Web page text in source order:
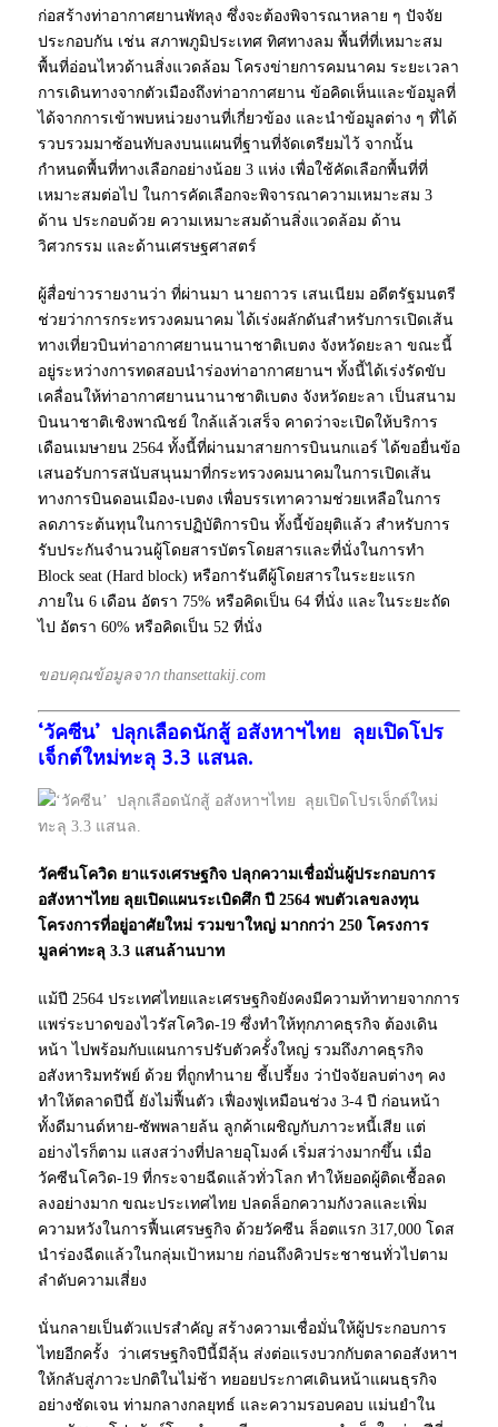
ก่อสร้างท่าอากาศยานพัทลุง ซึ่งจะต้องพิจารณาหลาย ๆ ปัจจัย
ประกอบกัน เช่น สภาพภูมิประเทศ ทิศทางลม พื้นที่ที่เหมาะสม
พื้นที่อ่อนไหวด้านสิ่งแวดล้อม โครงข่ายการคมนาคม ระยะเวลา
การเดินทางจากตัวเมืองถึงท่าอากาศยาน ข้อคิดเห็นและข้อมูลที่
ได้จากการเข้าพบหน่วยงานที่เกี่ยวข้อง และนำข้อมูลต่าง ๆ ที่ได้
รวบรวมมาซ้อนทับลงบนแผนที่ฐานที่จัดเตรียมไว้ จากนั้น
กำหนดพื้นที่ทางเลือกอย่างน้อย 3 แห่ง เพื่อใช้คัดเลือกพื้นที่ที่
เหมาะสมต่อไป ในการคัดเลือกจะพิจารณาความเหมาะสม 3
ด้าน ประกอบด้วย ความเหมาะสมด้านสิ่งแวดล้อม ด้าน
วิศวกรรม และด้านเศรษฐศาสตร์
ผู้สื่อข่าวรายงานว่า ที่ผ่านมา นายถาวร เสนเนียม อดีตรัฐมนตรี
ช่วยว่าการกระทรวงคมนาคม ได้เร่งผลักดันสำหรับการเปิดเส้น
ทางเที่ยวบินท่าอากาศยานนานาชาติเบตง จังหวัดยะลา ขณะนี้
อยู่ระหว่างการทดสอบนำร่องท่าอากาศยานฯ ทั้งนี้ได้เร่งรัดขับ
เคลื่อนให้ท่าอากาศยานนานาชาติเบตง จังหวัดยะลา เป็นสนาม
บินนาชาติเชิงพาณิชย์ ใกล้แล้วเสร็จ คาดว่าจะเปิดให้บริการ
เดือนเมษายน 2564 ทั้งนี้ที่ผ่านมาสายการบินนกแอร์ ได้ขอยื่นข้อ
เสนอรับการสนับสนุนมาที่กระทรวงคมนาคมในการเปิดเส้น
ทางการบินดอนเมือง-เบตง เพื่อบรรเทาความช่วยเหลือในการ
ลดภาระต้นทุนในการปฏิบัติการบิน ทั้งนี้ข้อยุติแล้ว สำหรับการ
รับประกันจำนวนผู้โดยสารบัตรโดยสารและที่นั่งในการทำ
Block seat (Hard block) หรือการันตีผู้โดยสารในระยะแรก
ภายใน 6 เดือน อัตรา 75% หรือคิดเป็น 64 ที่นั่ง และในระยะถัด
ไป อัตรา 60% หรือคิดเป็น 52 ที่นั่ง
ขอบคุณข้อมูลจาก thansettakij.com
‘วัคซีน’ ปลุกเลือดนักสู้ อสังหาฯไทย ลุยเปิดโปร
เจ็กต์ใหม่ทะลุ 3.3 แสนล.
วัคซีนโควิด ยาแรงเศรษฐกิจ ปลุกความเชื่อมั่นผู้ประกอบการ
อสังหาฯไทย ลุยเปิดแผนระเบิดศึก ปี 2564 พบตัวเลขลงทุน
โครงการที่อยู่อาศัยใหม่ รวมขาใหญ่ มากกว่า 250 โครงการ
มูลค่าทะลุ 3.3 แสนล้านบาท
แม้ปี 2564 ประเทศไทยและเศรษฐกิจยังคงมีความท้าทายจากการ
แพร่ระบาดของไวรัสโควิด-19 ซึ่งทำให้ทุกภาคธุรกิจ ต้องเดิน
หน้า ไปพร้อมกับแผนการปรับตัวครั้่งใหญ่ รวมถึงภาคธุรกิจ
อสังหาริมทรัพย์ ด้วย ที่ถูกทำนาย ชี้เปรี้ยง ว่าปัจจัยลบต่างๆ คง
ทำให้ตลาดปีนี้ ยังไม่ฟื้นตัว เฟื่องฟูเหมือนช่วง 3-4 ปี ก่อนหน้า
ทั้งดีมานด์หาย-ซัพพลายล้น ลูกค้าเผชิญกับภาวะหนี้เสีย แต่
อย่างไรก็ตาม แสงสว่างที่ปลายอุโมงค์ เริ่มสว่างมากขึ้น เมื่อ
วัคซีนโควิด-19 ที่กระจายฉีดแล้วทั่วโลก ทำให้ยอดผู้ติดเชื้อลด
ลงอย่างมาก ขณะประเทศไทย ปลดล็อกความกังวลและเพิ่ม
ความหวังในการฟื้นเศรษฐกิจ ด้วยวัคซีน ล็อตแรก 317,000 โดส
นำร่องฉีดแล้วในกลุ่มเป้าหมาย ก่อนถึงคิวประชาชนทั่วไปตาม
ลำดับความเสี่ยง
นั่นกลายเป็นตัวแปรสำคัญ สร้างความเชื่อมั่นให้ผู้ประกอบการ
ไทยอีกครั้ง ว่าเศรษฐกิจปีนี้มีลุ้น ส่งต่อแรงบวกกับตลาดอสังหาฯ
ให้กลับสู่ภาวะปกติในไม่ช้า ทยอยประกาศเดินหน้าแผนธุรกิจ
อย่างชัดเจน ท่ามกลางกลยุทธ์ และความรอบคอบ แม่นยำใน